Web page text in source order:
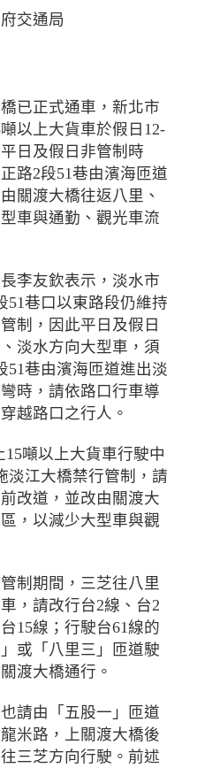
交通局
已正式通車，新北市
以上大貨車於假日12-
日及假日非管制時
路2段51巷由濱海匝道
關渡大橋往返八里、
車與通勤、觀光車流
李友欽表示，淡水市
51巷口以東路段仍維持
制，因此平日及假日
淡水方向大型車，須
51巷由濱海匝道進出淡
時，請依路口行車導
越路口之行人。
15噸以上大貨車行駛中
淡江大橋禁行管制，請
改道，並改由關渡大
，以減少大型車與觀
制期間，三芝往八里
，請改行台2線、台2
15線；行駛台61線的
或「八里三」匝道駛
渡大橋通行。
請由「五股一」匝道
米路，上關渡大橋後
三芝方向行駛。前述